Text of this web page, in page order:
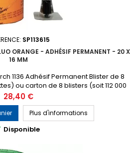
SP113615
ORANGE - ADHÉSIF PERMANENT - 20 X
16 MM
1136 Adhésif Permanent Blister de 8
ou carton de 8 blisters (soit 112 000
gratuit inclus dans chaque blister
Prix
28,40 €
Plus d'informations
Disponible